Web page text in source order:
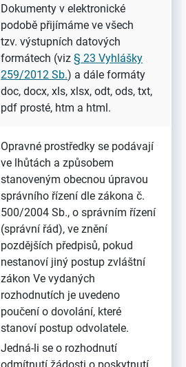
Dokumenty v elektronické
podobě přijímáme ve všech
tzv. výstupních datových
formátech (viz § 23 Vyhlášky
259/2012 Sb.) a dále formáty
doc, docx, xls, xlsx, odt, ods, txt,
pdf prosté, htm a html.
Opravné prostředky se podávají
ve lhůtách a způsobem
stanoveným obecnou úpravou
správního řízení dle zákona č.
500/2004 Sb., o správním řízení
(správní řád), ve znění
pozdějších předpisů, pokud
nestanoví jiný postup zvláštní
zákon Ve vydaných
rozhodnutích je uvedeno
poučení o dovolání, které
stanoví postup odvolatele.
Jedná-li se o rozhodnutí